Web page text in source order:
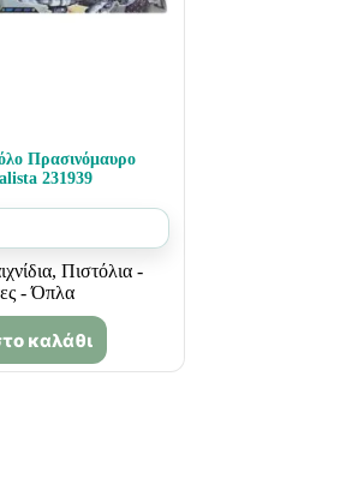
Πρασινόμαυρο
231939
, Πιστόλια -
- Όπλα
καλάθι